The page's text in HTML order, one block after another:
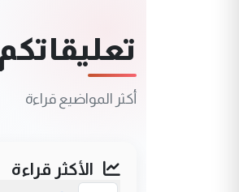
أكثر المواضيع قراءة
الأكثر قراءة